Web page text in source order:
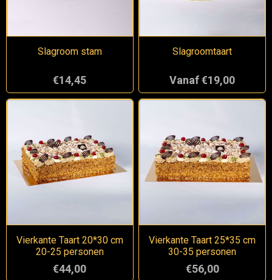
Slagroom stam
€14,45
Slagroomtaart
Vanaf €19,00
Vierkante Taart 20*30 cm
20-25 personen
€44,00
Vierkante Taart 25*35 cm
30-35 personen
€56,00